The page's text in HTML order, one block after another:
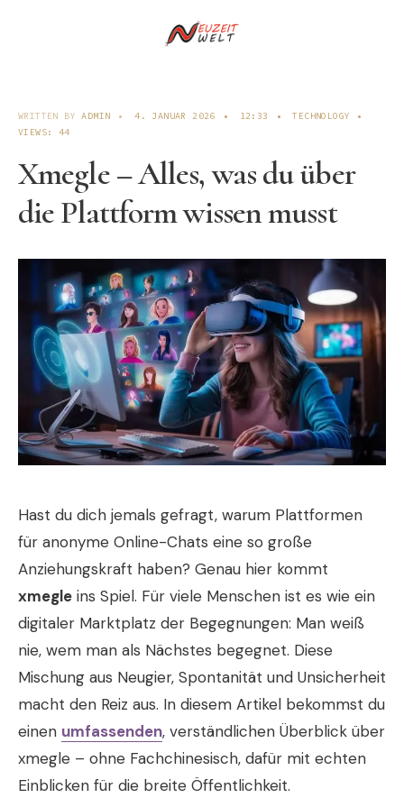
WRITTEN BYADMIN • 4. JANUAR 2026 • 12:33 • TECHNOLOGY
•
VIEWS: 44
Xmegle – Alles, was du über
die Plattform wissen musst
Hast du dich jemals gefragt, warum Plattformen
für anonyme Online-Chats eine so große
Anziehungskraft haben? Genau hier kommt
xmegle ins Spiel. Für viele Menschen ist es wie ein
digitaler Marktplatz der Begegnungen: Man weiß
nie, wem man als Nächstes begegnet. Diese
Mischung aus Neugier, Spontanität und Unsicherheit
macht den Reiz aus. In diesem Artikel bekommst du
einen umfassenden, verständlichen Überblick über
xmegle – ohne Fachchinesisch, dafür mit echten
Einblicken für die breite Öffentlichkeit.